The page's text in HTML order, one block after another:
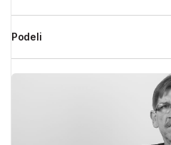
Podeli